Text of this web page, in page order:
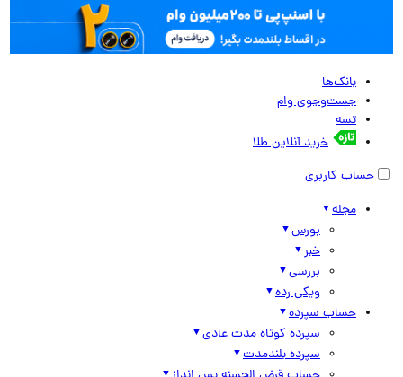
بانک‌ها
جست‌وجوی وام
تسه
خرید آنلاین طلا
حساب کاربری
مجله
بورس
خبر
بررسی
ویکی رده
حساب سپرده
سپرده کوتاه مدت عادی
سپرده بلندمدت